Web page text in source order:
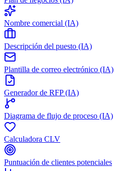
Nombre comercial (IA)
Descripción del puesto (IA)
Plantilla de correo electrónico (IA)
Generador de RFP (IA)
Diagrama de flujo de proceso (IA)
Calculadora CLV
Puntuación de clientes potenciales